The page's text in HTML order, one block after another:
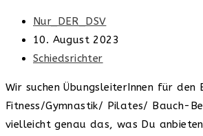
Beitrags-
Autor:
Nur_DER_DSV
Beitrag
veröffentlicht:
10. August 2023
Beitrags-
Schiedsrichter
Wir suchen ÜbungsleiterInnen für den
Fitness/Gymnastik/ Pilates/ Bauch-
vielleicht genau das, was Du